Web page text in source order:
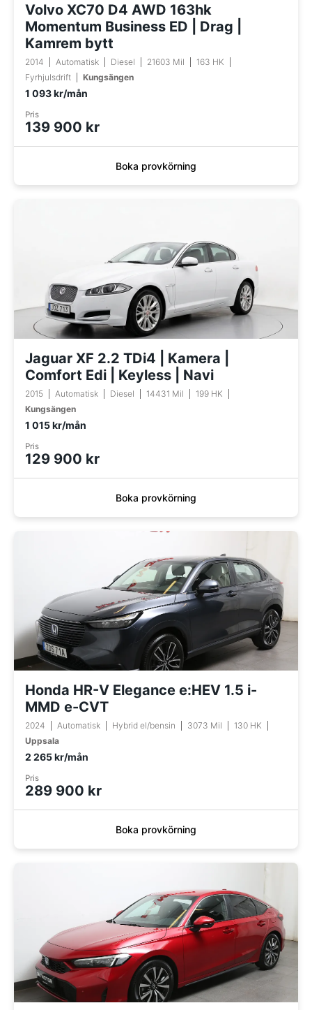
Volvo XC70 D4 AWD 163hk
Momentum Business ED | Drag |
Kamrem bytt
2014 Automatisk Diesel 21603 Mil
163 HK
Fyrhjulsdrift
Kungsängen
1 093 kr/mån
Pris
139 900 kr
Boka provkörning
Jaguar XF 2.2 TDi4 | Kamera |
Comfort Edi | Keyless | Navi
2015 Automatisk Diesel 14431 Mil
199 HK
Kungsängen
1 015 kr/mån
Pris
129 900 kr
Boka provkörning
Honda HR-V Elegance e:HEV 1.5 i-
MMD e-CVT
2024 Automatisk Hybrid el/bensin 3073 Mil
130 HK
Uppsala
2 265 kr/mån
Pris
289 900 kr
Boka provkörning